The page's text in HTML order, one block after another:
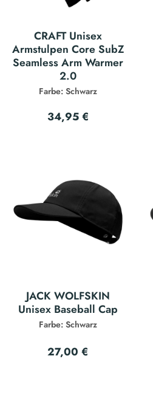
CRAFT Unisex
Armstulpen Core SubZ
Seamless Arm Warmer
2.0
Farbe: Schwarz
34,95 €
JACK WOLFSKIN
Unisex Baseball Cap
Farbe: Schwarz
27,00 €